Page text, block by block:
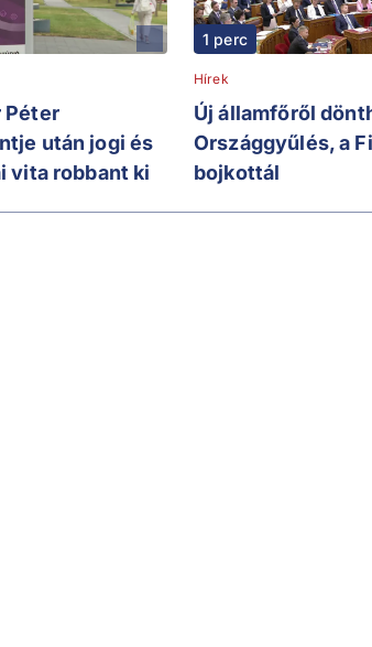
Péter
után jogi és
vita robbant ki
1 perc
Hírek
Új államfőről
Országgyűlés, a
bojkottál